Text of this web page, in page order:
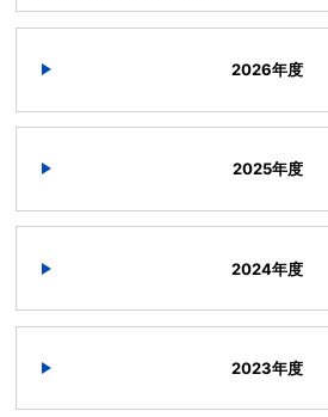
2026年度
2025年度
2024年度
2023年度